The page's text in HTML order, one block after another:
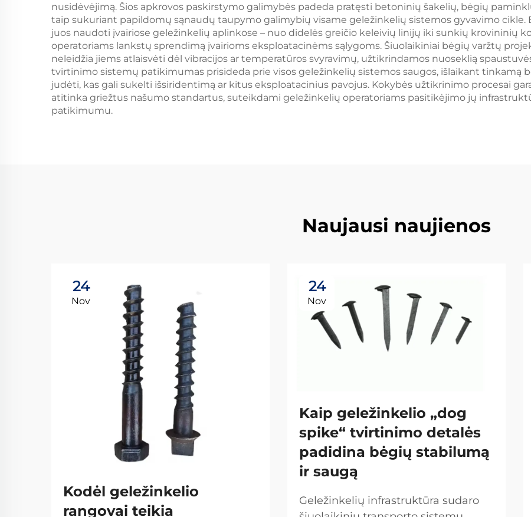
nusidėvėjimą. Šios apkrovos paskirstymo galimybės padeda pratęsti betoninių šakelių, bėgių
taip sukuriant papildomų sąnaudų taupymo galimybių visame geležinkelių sistemos gyvavimo cikle.
juos naudoti įvairiose geležinkelių aplinkose – nuo didelės greičio keleivių linijų iki sunkių krovininių
operatoriams lankstų sprendimą įvairioms eksploatacinėms sąlygoms. Šiuolaikiniai bėgių varžtų
neleidžia jiems atlaisvėti dėl vibracijos ar temperatūros svyravimų, užtikrindamos nuoseklią
tvirtinimo sistemų patikimumas prisideda prie visos geležinkelių sistemos saugos, išlaikant tinkamą
judėti, kas gali sukelti išsiridentimą ar kitus eksploatacinius pavojus. Kokybės užtikrinimo procesai
atitinka griežtus našumo standartus, suteikdami geležinkelių operatoriams pasitikėjimo jų
patikimumu.
Naujausi naujienos
24
Nov
Kodėl geležinkelio
rangovai teikia
24
Nov
Kaip geležinkelio „dog
spike“ tvirtinimo detalės
padidina bėgių stabilumą
ir saugą
Geležinkelių infrastruktūra sudaro